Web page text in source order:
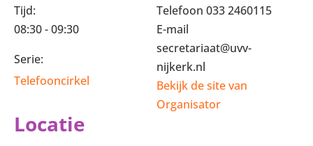
Tijd:
08:30 - 09:30
Serie:
Telefooncirkel
Locatie
Telefoon 033 2460115
E-mail
secretariaat@uvv-
nijkerk.nl
Bekijk de site van
Organisator